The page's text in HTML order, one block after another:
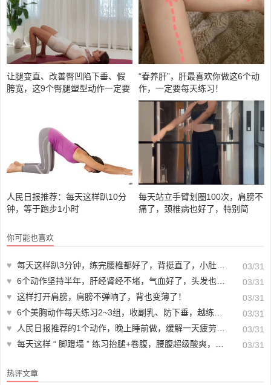
让腿变直、改善臀凹陷下垂、假
胯宽，这9个臀腿塑型动作一定要
“春养肝”，肝最喜欢你做这6个动
作，一定要每天练习！
人民日报推荐：每天这样趴10分
钟，等于跑步1小时
每天站立手臂划圈100次，肩膀不
痛了，颈椎病也好了，特别简
你可能也喜欢
♥ 每天这样趴3分钟，练完腰椎都好了，背挺直了，小肚子瘦了，气质更好了！
03/31
♥ 6个动作坚持半年，肝经肾经不堵，气血好了，头发也不掉了
03/31
♥ 这样打开肩膀，肩膀不弹响了，背也变薄了！
03/31
♥ 6个美胸动作每天练习2~3组，收副乳、防下垂，越练越挺拔！
03/31
♥
人民日报推荐的1个动作，晚上睡前做，缓解一天疲劳，还能促睡眠美容养颜，超有效！
03/31
♥ 每天这样 “ 脚蹬墙 ” 练习抬腿+卷腹，腰腹超级酸爽，有效减掉两侧腰腹赘肉，让大肚腩变平坦！ 03/31
热评文章